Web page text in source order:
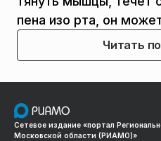
пена изо рта, он
Читать
Сетевое издание «портал
Московской области (РИАМО)»